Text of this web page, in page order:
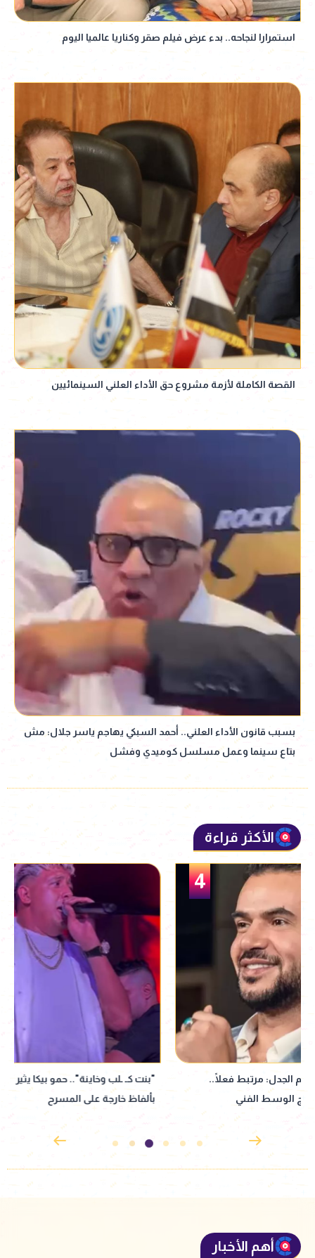
استمرارا لنجاحه.. بدء عرض فيلم صقر وكناريا عالميا اليوم
القصة الكاملة لأزمة مشروع حق الأداء العلني السينمائيين
بسبب قانون الأداء العلني.. أحمد السبكي يهاجم ياسر جلال: مش
بتاع سينما وعمل مسلسل كوميدي وفشل
الأكثر قراءة
"بنت كـ ـلب وخاينة".. حمو بيكا يثير الجدل
بألفاظ خارجة على المسرح
إقبال جماهيري
ساحل" بحفل
أهم الأخبار